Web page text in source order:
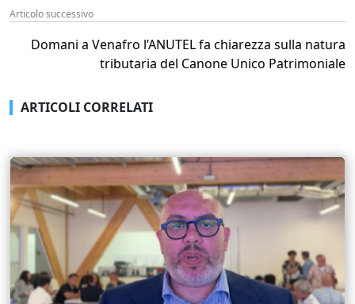
Articolo successivo
Domani a Venafro l’ANUTEL fa chiarezza sulla natura
tributaria del Canone Unico Patrimoniale
ARTICOLI CORRELATI